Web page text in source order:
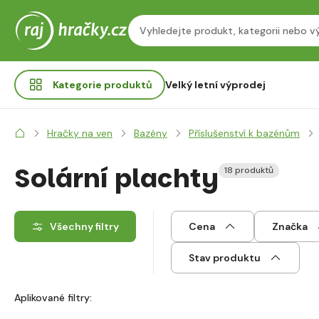
Kategorie produktů Velký letní výprodej
Hračky na ven Bazény Příslušenství k bazénům
Solární plachty 18 produktů
Všechny filtry Cena Značka
Stav produktu
Aplikované filtry: